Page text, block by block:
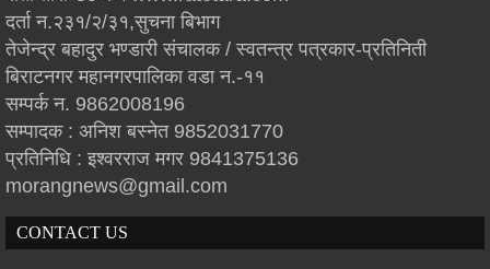
दर्ता न.२३१/२/३१,सुचना बिभाग
तेजेन्द्र बहादुर भण्डारी संचालक / स्वतन्त्र पत्रकार-प्रतिनिती
बिराटनगर महानगरपालिका वडा न.-११
सम्पर्क न. 9862008196
सम्पादक : अनिश बस्नेत 9852031770
प्रतिनिधि : इश्वरराज मगर 9841375136
morangnews@gmail.com
CONTACT US